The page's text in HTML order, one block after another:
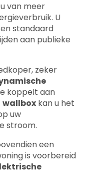
van meer
U
standaard
aan publieke
zeker
koppelt aan
wallbox kan u het
uw
stroom.
een
is voorbereid